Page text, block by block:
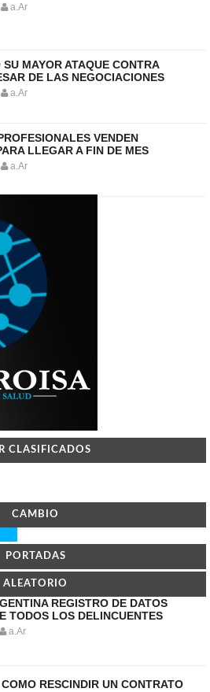
a.Ar
MAYOR ATAQUE CONTRA
DE LAS NEGOCIACIONES
a.Ar
VENDEN
LLEGAR A FIN DE MES
a.Ar
CLASIFICADOS
CAMBIO
PORTADAS
ALEATORIO
REGISTRO DE DATOS
TODOS LOS DELINCUENTES
a.Ar
RESCINDIR UN CONTRATO